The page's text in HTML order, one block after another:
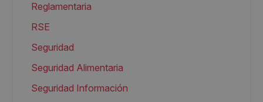
Reglamentaria
RSE
Seguridad
Seguridad Alimentaria
Seguridad Información